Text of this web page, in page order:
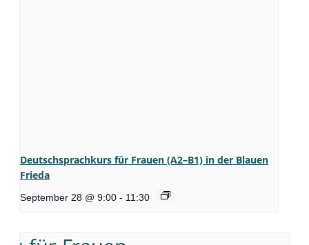
Deutschsprachkurs für Frauen (A2–B1) in der Blauen
Frieda
September 28 @ 9:00 - 11:30